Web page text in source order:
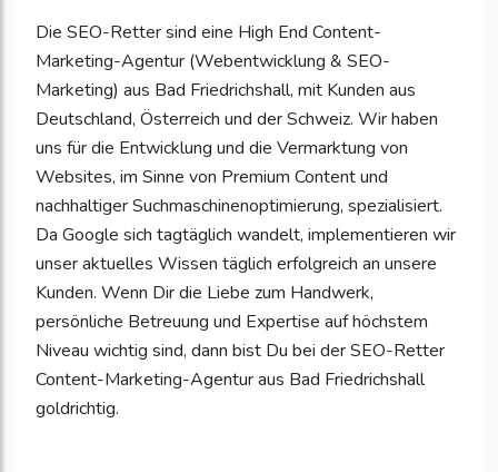
zu
aktualisieren
Die SEO-Retter sind eine High End Content-
Marketing-Agentur (Webentwicklung & SEO-
Marketing) aus Bad Friedrichshall, mit Kunden aus
Deutschland, Österreich und der Schweiz. Wir haben
uns für die Entwicklung und die Vermarktung von
Websites, im Sinne von Premium Content und
nachhaltiger Suchmaschinenoptimierung, spezialisiert.
Da Google sich tagtäglich wandelt, implementieren wir
unser aktuelles Wissen täglich erfolgreich an unsere
Kunden. Wenn Dir die Liebe zum Handwerk,
persönliche Betreuung und Expertise auf höchstem
Niveau wichtig sind, dann bist Du bei der SEO-Retter
Content-Marketing-Agentur aus Bad Friedrichshall
goldrichtig.